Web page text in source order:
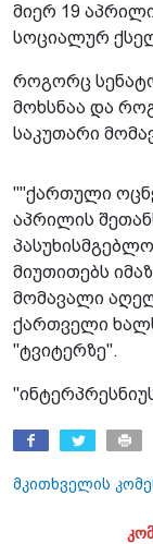
მიერ 19
სოციალურ
როგორც
მოხსნაა და
საკუთარი
""ქართული
აპრილის
მიუთითებს
მომავალი
ქართველი
"ტვიტერზე".
მკითხველის